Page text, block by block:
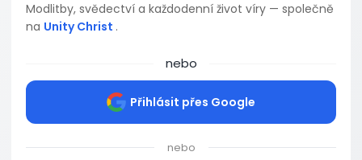
Modlitby, svědectví a každodenní život víry — společně
na Unity Christ .
nebo
Přihlásit přes Google
nebo